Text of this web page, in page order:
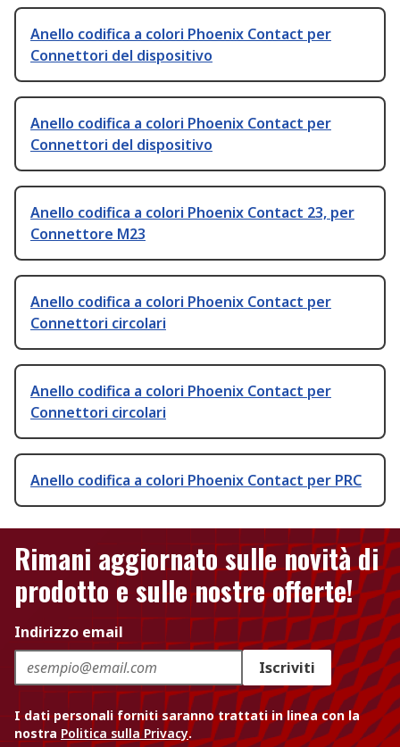
Anello codifica a colori Phoenix Contact per
Connettori del dispositivo
Anello codifica a colori Phoenix Contact per
Connettori del dispositivo
Anello codifica a colori Phoenix Contact 23, per
Connettore M23
Anello codifica a colori Phoenix Contact per
Connettori circolari
Anello codifica a colori Phoenix Contact per
Connettori circolari
Anello codifica a colori Phoenix Contact per PRC
Rimani aggiornato sulle novità di
prodotto e sulle nostre offerte!
Indirizzo email
Iscriviti
I dati personali forniti saranno trattati in linea con la
nostra Politica sulla Privacy.